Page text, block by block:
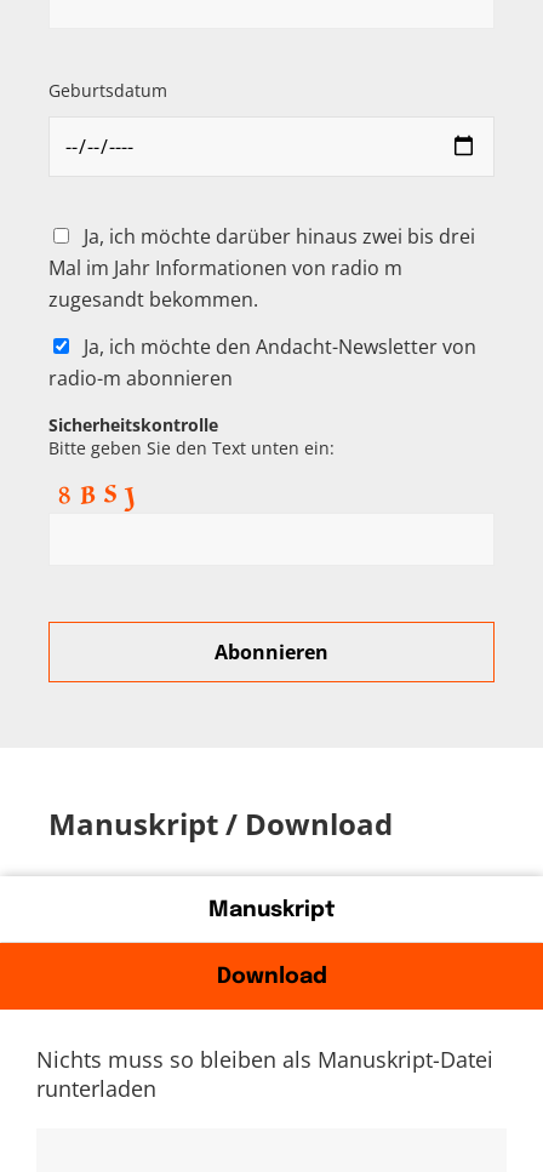
Geburtsdatum
Ja, ich möchte darüber hinaus zwei bis drei
Mal im Jahr Informationen von radio m
zugesandt bekommen.
Ja, ich möchte den Andacht-Newsletter von
radio-m abonnieren
Sicherheitskontrolle
Bitte geben Sie den Text unten ein:
Manuskript / Download
Manuskript
Download
Nichts muss so bleiben als Manuskript-Datei
runterladen